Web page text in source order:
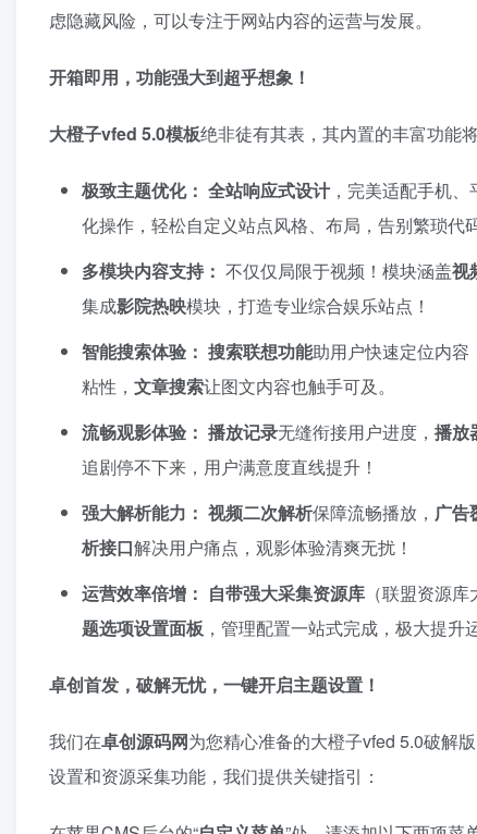
虑隐藏风险，可以专注于网站内容的运营与发展。
开箱即用，功能强大到超乎想象！​
大橙子vfed 5.0模板绝非徒有其表，其内置的丰富功能
极致主题优化：​ 全站响应式设计，完美适配手机、
化操作，轻松自定义站点风格、布局，告别繁琐代
多模块内容支持：​ 不仅仅局限于视频！模块涵盖视
集成影院热映模块，打造专业综合娱乐站点！
智能搜索体验：​ 搜索联想功能助用户快速定位内容
粘性，​ 文章搜索让图文内容也触手可及。
流畅观影体验：​ 播放记录无缝衔接用户进度，​ 播放
追剧停不下来，用户满意度直线提升！
强大解析能力：​ 视频二次解析保障流畅播放，​ 广告
析接口解决用户痛点，观影体验清爽无扰！
运营效率倍增：​ 自带强大采集资源库 （联盟资源
题选项设置面板 ，管理配置一站式完成，极大提升
卓创首发，破解无忧，一键开启主题设置！​
我们在卓创源码网为您精心准备的大橙子vfed 5.0破解
设置和资源采集功能，我们提供关键指引：